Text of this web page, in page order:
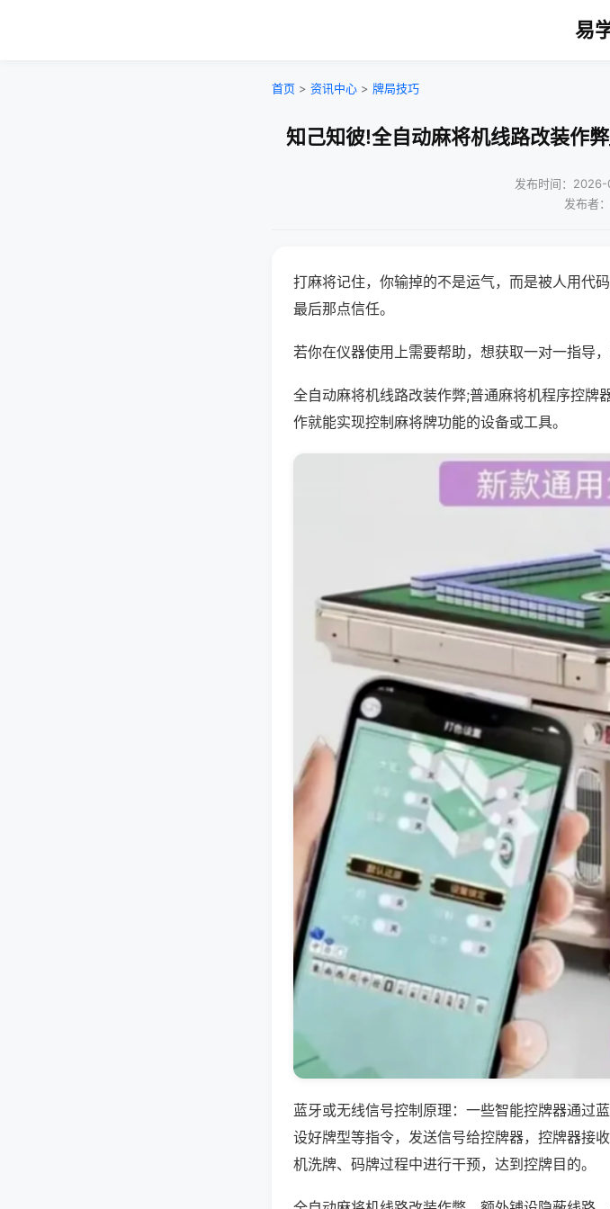
易
首页 > 资讯中心 > 牌局技巧
知己知彼!全自动麻将机线路改装作
发布时间：
发布者
打麻将记住，你输掉的不是运气，而是被人用代
最后那点信任。
若你在仪器使用上需要帮助，想获取一对一指导
全自动麻将机线路改装作弊;普通麻将机程序控牌
作就能实现控制麻将牌功能的设备或工具。
蓝牙或无线信号控制原理：一些智能控牌器通过
设好牌型等指令，发送信号给控牌器，控牌器接
机洗牌、码牌过程中进行干预，达到控牌目的。